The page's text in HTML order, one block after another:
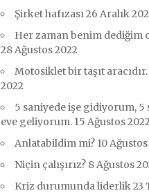
Şirket hafızası26 Aralık
Her zaman benim dediğim
28 Ağustos 2022
Motosiklet bir taşıt aracıdır.
2022
5 saniyede işe gidiyorum, 5
eve geliyorum. 15 Ağustos 2022
Anlatabildim mi? 10
Niçin çalışırız? 8 Ağustos
Kriz durumunda liderlik23